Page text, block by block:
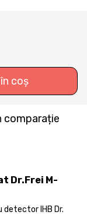
coș
comparație
Dr.Frei M-
IHB Dr.